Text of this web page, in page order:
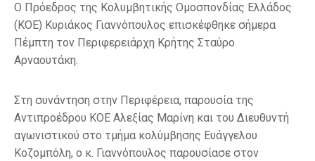
Ο Πρόεδρος της Κολυμβητικής Ομοσπονδίας Ελλάδος
(ΚΟΕ) Κυριάκος Γιαννόπουλος επισκέφθηκε σήμερα
Πέμπτη τον Περιφερειάρχη Κρήτης Σταύρο
Αρναουτάκη.
Στη συνάντηση στην Περιφέρεια, παρουσία της
Αντιπροέδρου ΚΟΕ Αλεξίας Μαρίνη και του Διευθυντή
αγωνιστικού στο τμήμα κολύμβησης Ευάγγελου
Κοζομπόλη, ο κ. Γιαννόπουλος παρουσίασε στον